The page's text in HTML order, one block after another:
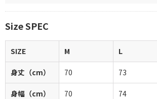
Size SPEC
SIZE M L
身丈（cm） 70 73
身幅（cm） 70 74